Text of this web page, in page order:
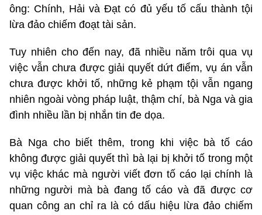
ông: Chính, Hải và Đạt có đủ yếu tố cấu thành tội
lừa đảo chiếm đoạt tài sản.
Tuy nhiên cho đến nay, đã nhiều năm trôi qua vụ
việc vẫn chưa được giải quyết dứt điểm, vụ án vẫn
chưa được khởi tố, những kẻ phạm tội vẫn ngang
nhiên ngoài vòng pháp luật, thậm chí, bà Nga và gia
đình nhiều lần bị nhắn tin đe dọa.
Bà Nga cho biết thêm, trong khi việc bà tố cáo
không được giải quyết thì bà lại bị khởi tố trong một
vụ việc khác mà người viết đơn tố cáo lại chính là
những người mà bà đang tố cáo và đã được cơ
quan công an chỉ ra là có dấu hiệu lừa đảo chiếm